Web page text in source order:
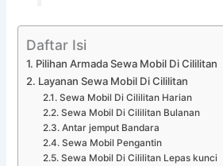
Daftar Isi
Pilihan Armada Sewa Mobil Di Cililitan
Layanan Sewa Mobil Di Cililitan
Sewa Mobil Di Cililitan Harian
Sewa Mobil Di Cililitan Bulanan
Antar jemput Bandara
Sewa Mobil Pengantin
Sewa Mobil Di Cililitan Lepas kunci